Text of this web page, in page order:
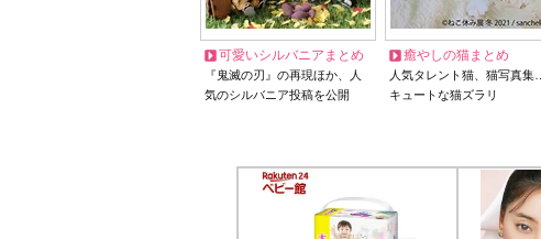
可愛いシルバニアまとめ
『鬼滅の刃』の再現ほか、人
気のシルバニア投稿を公開
癒やしの猫まとめ
人気タレント猫、猫写真集…
キュートな猫ズラリ